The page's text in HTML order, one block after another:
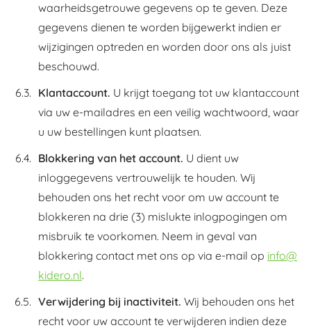
waarheidsgetrouwe gegevens op te geven. Deze
gegevens dienen te worden bijgewerkt indien er
wijzigingen optreden en worden door ons als juist
beschouwd.
Klantaccount. U krijgt toegang tot uw klantaccount
via uw e-mailadres en een veilig wachtwoord, waar
u uw bestellingen kunt plaatsen.
Blokkering van het account. U dient uw
inloggegevens vertrouwelijk te houden. Wij
behouden ons het recht voor om uw account te
blokkeren na drie (3) mislukte inlogpogingen om
misbruik te voorkomen. Neem in geval van
blokkering contact met ons op via e-mail op info@
kidero.nl.
Verwijdering bij inactiviteit. Wij behouden ons het
recht voor uw account te verwijderen indien deze